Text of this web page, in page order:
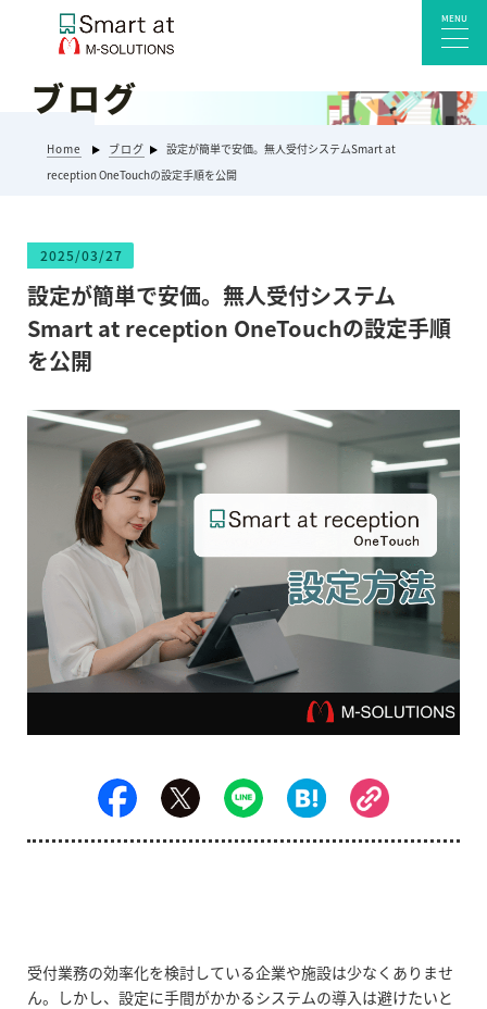
Smart at reception 会社受付
kintoneプラグイン・連携サービス
Smart at 自治体DX
システム開発
エンタープライズ向けkintone開発
Smart at event
Smart at GATE for LINE WORKS
みやすい解析
MENU
ブログ
Home ブログ
設定が簡単で安価。無人受付システムSmart at
reception OneTouchの設定手順を公開
2025/03/27
設定が簡単で安価。無人受付システム
Smart at reception OneTouchの設定手順
を公開
受付業務の効率化を検討している企業や施設は少なくありませ
ん。しかし、設定に手間がかかるシステムの導入は避けたいと